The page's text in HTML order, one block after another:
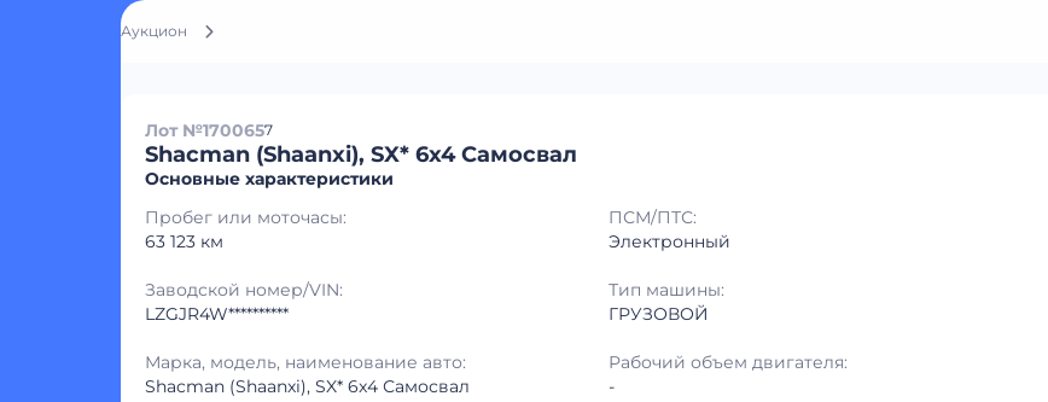
Аукцион
Лот №1700657
Shacman (Shaanxi), SX* 6x4 Самосвал
Основные характеристики
Пробег или моточасы:
63 123 км
ПСМ/ПТС:
Электронный
Заводской номер/VIN:
LZGJR4W**********
Тип машины:
ГРУЗОВОЙ
Марка, модель, наименование авто:
Shacman (Shaanxi), SX* 6x4 Самосвал
Рабочий объем двигателя:
-